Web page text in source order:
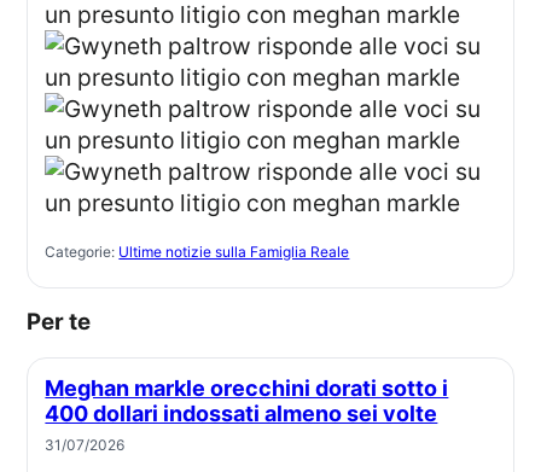
Categorie: Ultime notizie sulla Famiglia Reale
Per te
Meghan markle orecchini dorati sotto i
400 dollari indossati almeno sei volte
31/07/2026